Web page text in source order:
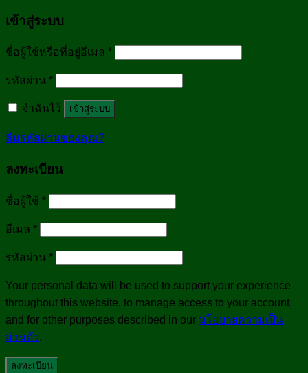
เข้าสู่ระบบ
ชื่อผู้ใช้หรือที่อยู่อีเมล *
รหัสผ่าน *
จำฉันไว้ เข้าสู่ระบบ
ลืมรหัสผ่านของคุณ?
ลงทะเบียน
ชื่อผู้ใช้ *
อีเมล *
รหัสผ่าน *
Your personal data will be used to support your experience
throughout this website, to manage access to your account,
and for other purposes described in our นโยบายความเป็น
ส่วนตัว.
ลงทะเบียน